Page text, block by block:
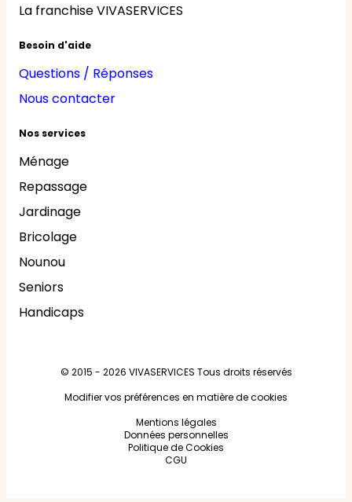
La franchise VIVASERVICES
Besoin d'aide
Questions / Réponses
Nous contacter
Nos services
Ménage
Repassage
Jardinage
Bricolage
Nounou
Seniors
Handicaps
© 2015 - 2026 VIVASERVICES Tous droits réservés
Modifier vos préférences en matière de cookies
Mentions légales
Données personnelles
Politique de Cookies
CGU